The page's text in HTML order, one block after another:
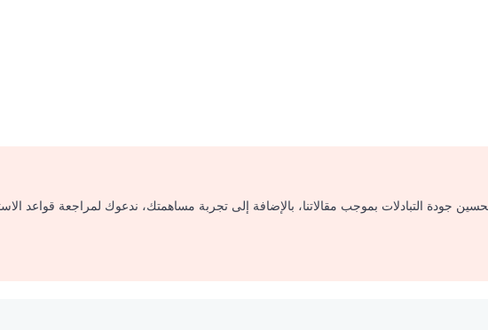
جودة التبادلات بموجب مقالاتنا، بالإضافة إلى تجربة مساهمتك، ندعوك لمراجعة قواعد